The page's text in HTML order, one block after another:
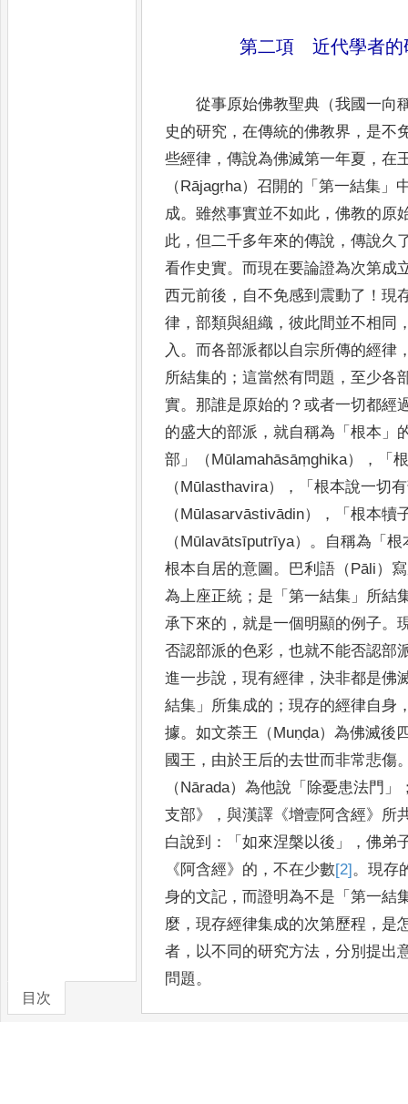
目次
第二項 近代學者的
從事原始佛教聖典（我國一向
史的研究 ，在傳統的佛教界 ， 是不
些經律 ，傳說為佛滅第一年夏 ，在
（Rājagṛha）召開的 「第一結集 」
成。雖然事實並不如此 ，佛教的原
此 ，但二千多年來的傳說 ，傳說久
看作史實。而現在要論證為次第成
西元前後 ， 自不免感到震動了 ！現
律 ，部類與組織 ，彼此間並不相同
入 。而各部派都以自宗所傳的經律
所結集的 ；這當然有問題 ，至少各
實。那誰是原始的 ？或者一切都經
的盛大的部派 ，就自稱為 「根本 」
部 」 （Mūlamahāsāṃghika） ，「
（Mūlasthavira） ，「根本說一切
（Mūlasarvāstivādin） ，「根本犢
（Mūlavātsīputrīya） 。 自稱為 「根
根本自居的意圖 。 巴利語（Pāli）
為上座正統 ； 是 「第一結集 」 所結
承下來的 ，就是一個明顯的例子。
否認部派的色彩 ，也就不能否認部
進一步說 ，現有經律 ，決非都是佛
結集 」 所集成的 ；現存的經律自身
據。如文荼王（Muṇḍa）為佛滅後
國王 ， 由於王后的去世而非常悲傷
（Nārada）為他說 「 除憂患法門 」
支部》 ，與漢譯 《增壹阿含經》 所
白說到 ： 「如來涅槃以後 」 ，佛弟
《阿含經》 的 ，不在少數[2]。現存
身的文記 ，而證明為不是 「第一結
麼 ，現存經律集成的次第歷程 ， 是
者 ， 以不同的研究方法 ，分別提出
問題。